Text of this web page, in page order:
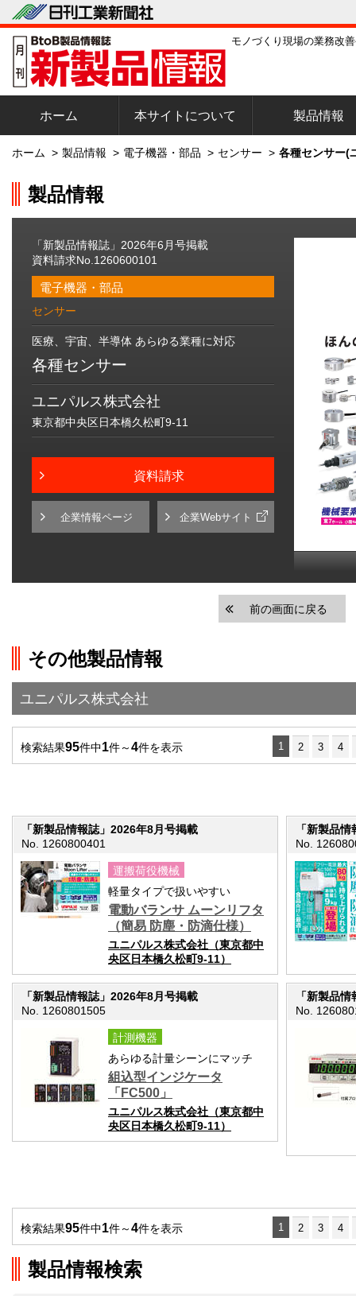
モノづくり現場の業務改
ホーム 本サイトについて 製品情報
ホーム > 製品情報 > 電子機器・部品 > センサー > 各種センサー(
製品情報
「新製品情報誌」2026年6月号掲載
資料請求No.1260600101
電子機器・部品
センサー
医療、宇宙、半導体 あらゆる業種に対応
各種センサー
ユニパルス株式会社
東京都中央区日本橋久松町9-11
資料請求
企業情報ページ 企業Webサイト
前の画面に戻る
その他製品情報
ユニパルス株式会社
検索結果95件中1件～4件を表示 1 2 3 4
「新製品情報誌」2026年8月号掲載
No. 1260800401
運搬荷役機械
軽量タイプで扱いやすい
電動バランサ ムーンリフタ
（簡易 防塵・防滴仕様）
ユニパルス株式会社（東京都中
央区日本橋久松町9-11）
「新製品
No.
「新製品情報誌」2026年8月号掲載
No. 1260801505
計測機器
あらゆる計量シーンにマッチ
組込型インジケータ
「FC500」
ユニパルス株式会社（東京都中
央区日本橋久松町9-11）
「新製品
No.
検索結果95件中1件～4件を表示 1 2 3 4
製品情報検索